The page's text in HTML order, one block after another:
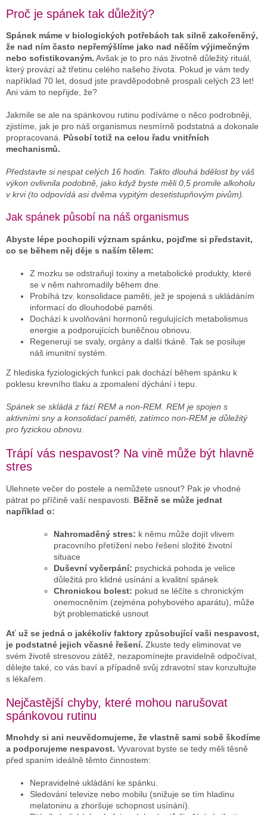
Proč je spánek tak důležitý?
Spánek máme v biologických potřebách tak silně zakořeněný,
že nad ním často nepřemýšlíme jako nad něčím výjimečným
nebo sofistikovaným. Avšak je to pro nás životně důležitý rituál,
který provází až třetinu celého našeho života. Pokud je vám tedy
například 70 let, dosud jste pravděpodobně prospali celých 23 let!
Ani vám to nepřijde, že?
Jakmile se ale na spánkovou rutinu podíváme o něco podrobněji,
zjistíme, jak je pro náš organismus nesmírně podstatná a dokonale
propracovaná. Působí totiž na celou řadu vnitřních
mechanismů.
Představte si nespat celých 16 hodin. Takto dlouhá bdělost by váš
výkon ovlivnila podobně, jako když byste měli 0,5 promile alkoholu
v krvi (to odpovídá asi dvěma vypitým desetistupňovým pivům).
Jak spánek působí na náš organismus
Abyste lépe pochopili význam spánku, pojďme si představit,
co se během něj děje s naším tělem:
Z mozku se odstraňují toxiny a metabolické produkty, které
se v něm nahromadily během dne.
Probíhá tzv. konsolidace paměti, jež je spojená s ukládáním
informací do dlouhodobé paměti.
Dochází k uvolňování hormonů regulujících metabolismus
energie a podporujících buněčnou obnovu.
Regenerují se svaly, orgány a další tkáně. Tak se posiluje
náš imunitní systém.
Z hlediska fyziologických funkcí pak dochází během spánku k
poklesu krevního tlaku a zpomalení dýchání i tepu.
Spánek se skládá z fází REM a non-REM. REM je spojen s
aktivními sny a konsolidací paměti, zatímco non-REM je důležitý
pro fyzickou obnovu.
Trápí vás nespavost? Na vině může být hlavně
stres
Ulehnete večer do postele a nemůžete usnout? Pak je vhodné
pátrat po příčině vaší nespavosti. Běžně se může jednat
například o:
Nahromaděný stres: k němu může dojít vlivem
pracovního přetížení nebo řešení složité životní
situace
Duševní vyčerpání: psychická pohoda je velice
důležitá pro klidné usínání a kvalitní spánek
Chronickou bolest: pokud se léčíte s chronickým
onemocněním (zejména pohybového aparátu), může
být problematické usnout
Ať už se jedná o jakékoliv faktory způsobující vaši nespavost,
je podstatné jejich včasné řešení. Zkuste tedy eliminovat ve
svém životě stresovou zátěž, nezapomínejte pravidelně odpočívat,
dělejte také, co vás baví a případně svůj zdravotní stav konzultujte
s lékařem.
Nejčastější chyby, které mohou narušovat
spánkovou rutinu
Mnohdy si ani neuvědomujeme, že vlastně sami sobě škodíme
a podporujeme nespavost. Vyvarovat byste se tedy měli těsně
před spaním ideálně těmto činnostem:
Nepravidelné ukládání ke spánku.
Sledování televize nebo mobilu (snižuje se tím hladinu
melatoninu a zhoršuje schopnost usínání).